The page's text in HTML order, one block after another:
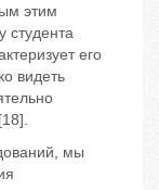
этим
студента
его
видеть
мы